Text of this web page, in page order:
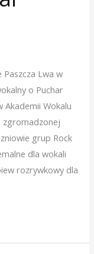
Lwa w
o Puchar
Akademii Wokalu
zgromadzonej
grup Rock
dla wokali
rozrywkowy dla